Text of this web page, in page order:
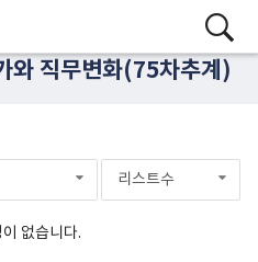
와 직무변화(75차추계)
리스트수
없습니다.